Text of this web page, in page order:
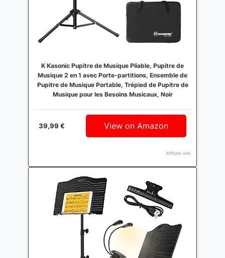
K Kasonic Pupitre de Musique Pliable, Pupitre de
Musique 2 en 1 avec Porte-partitions, Ensemble de
Pupitre de Musique Portable, Trépied de Pupitre de
Musique pour les Besoins Musicaux, Noir
39,99 € View on Amazon
Affiliate link!